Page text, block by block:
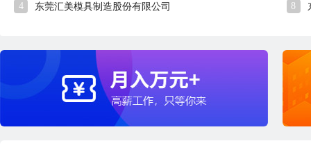
4 东莞汇美模具制造股份有限公司 8